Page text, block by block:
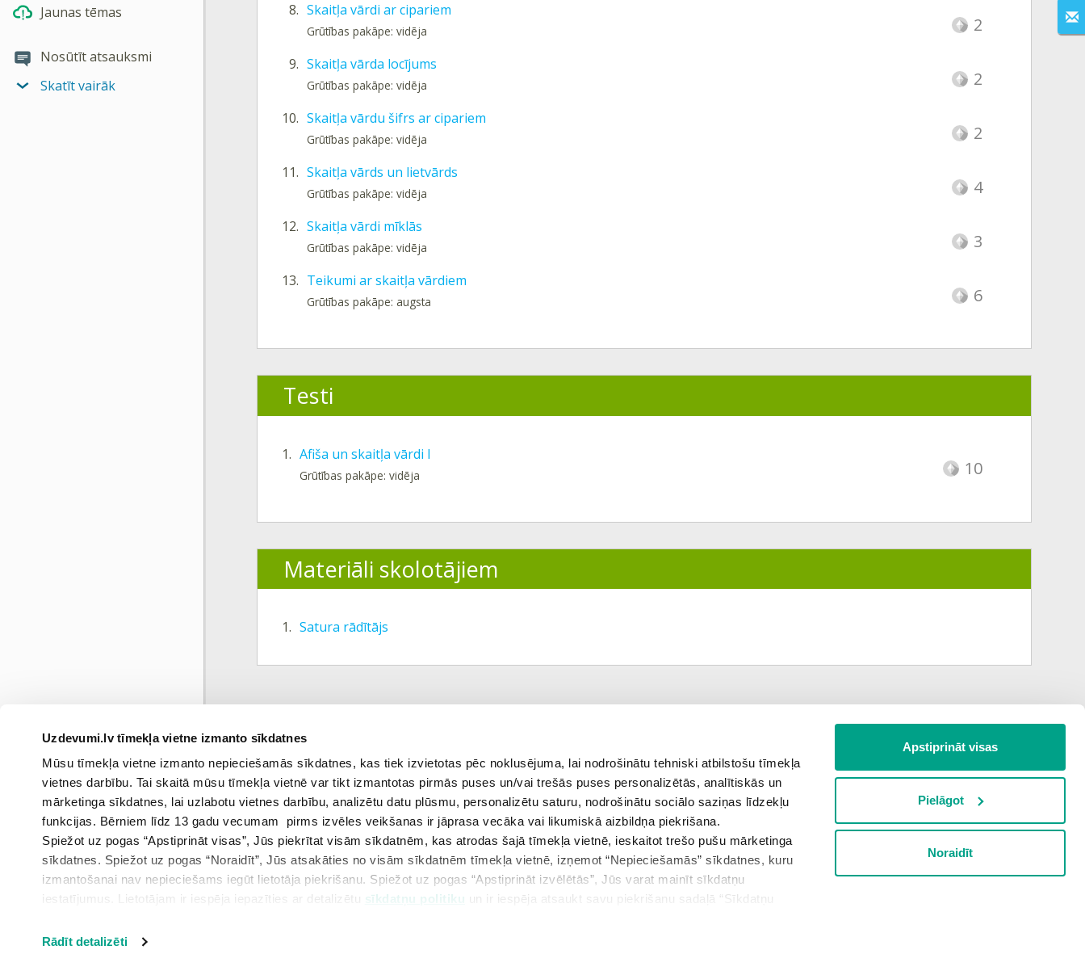
Uzdevumi.lv tīmekļa vietne izmanto sīkdatnes
Mūsu tīmekļa vietne izmanto nepieciešamās sīkdatnes, kas tiek izvietotas pēc noklusējuma, lai nodrošinātu tehniski atbilstošu tīmekļa
vietnes darbību. Tai skaitā mūsu tīmekļa vietnē var tikt izmantotas pirmās puses un/vai trešās puses personalizētās, analītiskās un
mārketinga sīkdatnes, lai uzlabotu vietnes darbību, analizētu datu plūsmu, personalizētu saturu, nodrošinātu sociālo saziņas līdzekļu
funkcijas. Bērniem līdz 13 gadu vecumam pirms izvēles veikšanas ir jāprasa vecāka vai likumiskā aizbildņa piekrišana.
Spiežot uz pogas “Apstiprināt visas”, Jūs piekrītat visām sīkdatnēm, kas atrodas šajā tīmekļa vietnē, ieskaitot trešo pušu mārketinga
sīkdatnes. Spiežot uz pogas “Noraidīt”, Jūs atsakāties no visām sīkdatnēm tīmekļa vietnē, izņemot “Nepieciešamās” sīkdatnes, kuru
izmantošanai nav nepieciešams iegūt lietotāja piekrišanu. Spiežot uz pogas “Apstiprināt izvēlētās”, Jūs varat mainīt sīkdatņu
iestatījumus. Lietotājam ir iespēja iepazīties ar detalizētu sīkdatņu politiku un ir iespēja atsaukt savu piekrišanu sadaļā “Sīkdatņu
Rādīt detalizēti
Apstiprināt visas
Pielāgot
Noraidīt
Jaunas tēmas
Nosūtīt atsauksmi
Skatīt vairāk
8. Skaitļa vārdi ar cipariem
Grūtības pakāpe: vidēja 2
9. Skaitļa vārda locījums
Grūtības pakāpe: vidēja 2
10. Skaitļa vārdu šifrs ar cipariem
Grūtības pakāpe: vidēja 2
11. Skaitļa vārds un lietvārds
Grūtības pakāpe: vidēja 4
12. Skaitļa vārdi mīklās
Grūtības pakāpe: vidēja 3
13. Teikumi ar skaitļa vārdiem
Grūtības pakāpe: augsta 6
Testi
1. Afiša un skaitļa vārdi I
Grūtības pakāpe: vidēja 10
Materiāli skolotājiem
1. Satura rādītājs
Nākamā tēma
ONLINE VIDEO KURSS
"LATVIEŠU VALODA 3. KLASEI" PALĪGSMĀCĪBĀS.LV